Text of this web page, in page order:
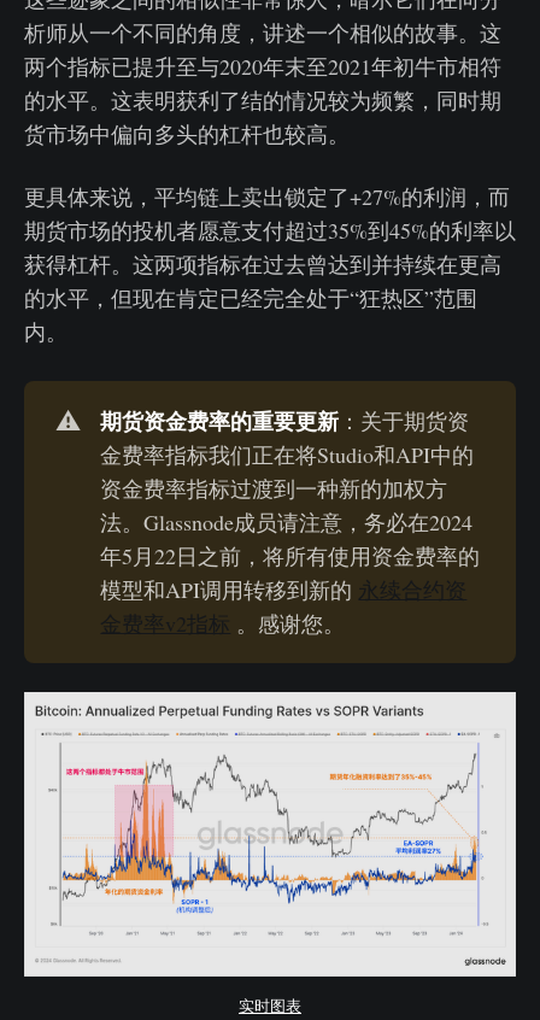
析师从一个不同的角度，讲述一个相似的故事。这
两个指标已提升至与2020年末至2021年初牛市相符
的水平。这表明获利了结的情况较为频繁，同时期
货市场中偏向多头的杠杆也较高。
更具体来说，平均链上卖出锁定了+27%的利润，而
期货市场的投机者愿意支付超过35%到45%的利率以
获得杠杆。这两项指标在过去曾达到并持续在更高
的水平，但现在肯定已经完全处于“狂热区”范围
内。
⚠️ 期货资金费率的重要更新 ：关于期货资
金费率指标我们正在将Studio和API中的
资金费率指标过渡到一种新的加权方
法。Glassnode成员请注意，务必在2024
年5月22日之前，将所有使用资金费率的
模型和API调用转移到新的 永续合约资
金费率v2指标 。感谢您。
实时图表